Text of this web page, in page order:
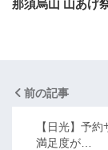
那須烏山 山あげ
前の記事
【日光】予
満足度が…